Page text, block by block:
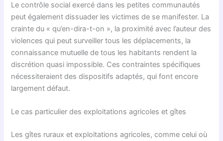
Le contrôle social exercé dans les petites communautés
peut également dissuader les victimes de se manifester. La
crainte du « qu’en-dira-t-on », la proximité avec l’auteur des
violences qui peut surveiller tous les déplacements, la
connaissance mutuelle de tous les habitants rendent la
discrétion quasi impossible. Ces contraintes spécifiques
nécessiteraient des dispositifs adaptés, qui font encore
largement défaut.
Le cas particulier des exploitations agricoles et gîtes
Les gîtes ruraux et exploitations agricoles, comme celui où